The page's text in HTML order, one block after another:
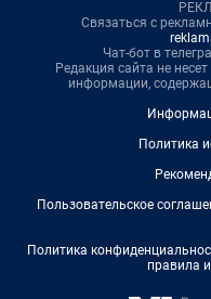
Связаться с
Чат-бот в
Редакция сайта не
информации,
Политика
Пользовательское
Политика
правила